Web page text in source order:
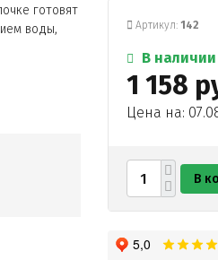
готовят
воды,
Артикул: 142
В наличии
1 158
Цена на:
В